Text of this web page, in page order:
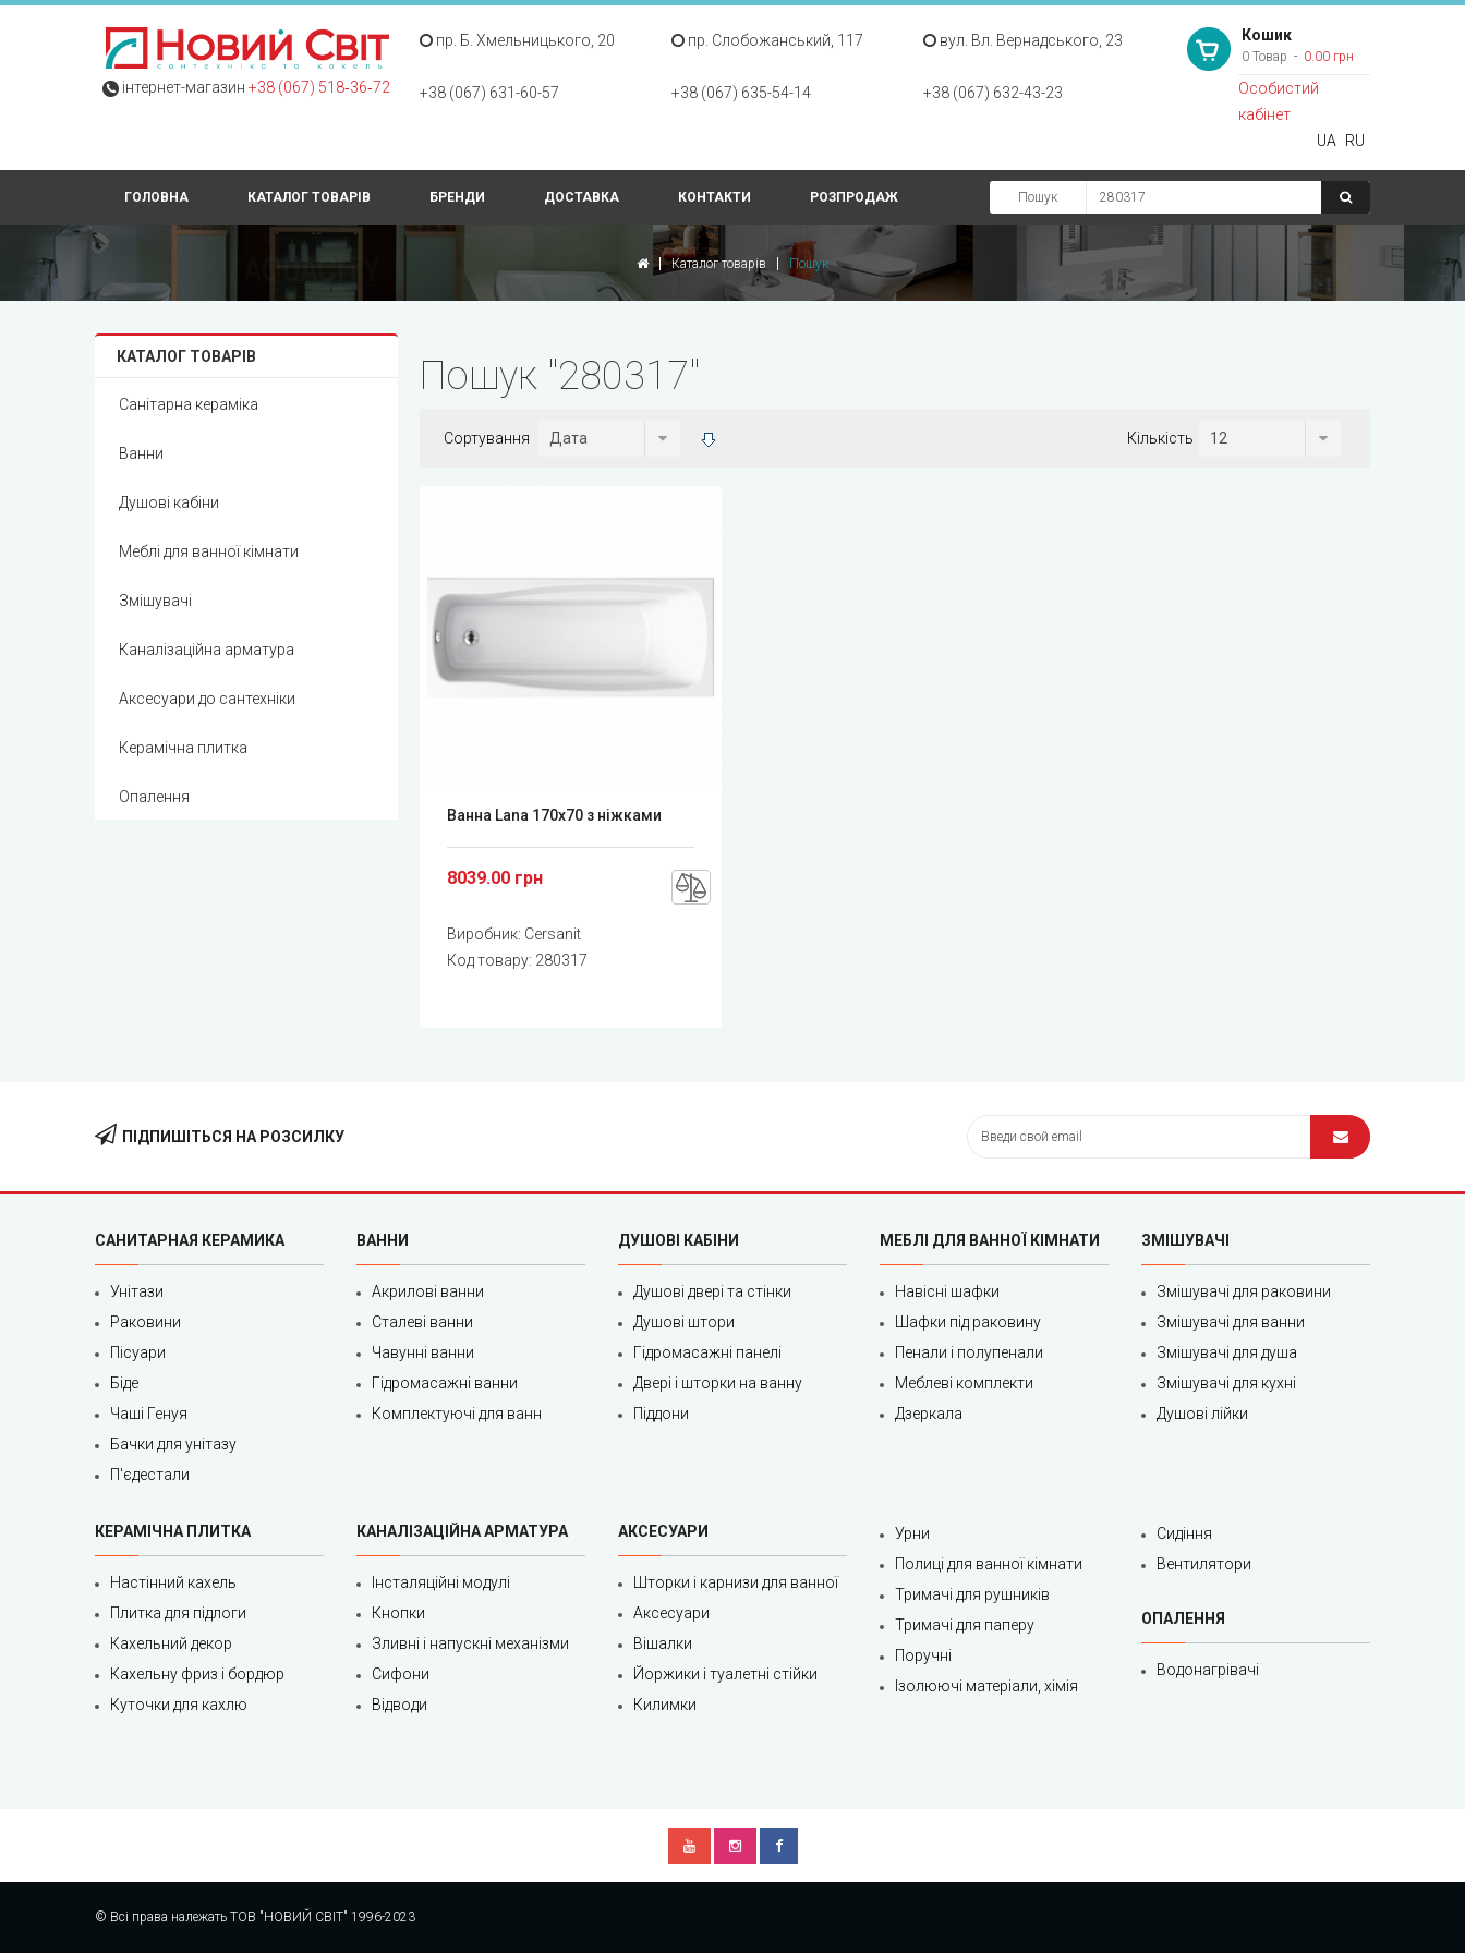
інтернет-магазин +38 (067) 518‑36‑72
пр. Б. Хмельницького, 20
+38 (067) 631-60-57
пр. Слобожанський, 117
+38 (067) 635-54-14
вул. Вл. Вернадського, 23
+38 (067) 632-43-23
Кошик
0 Товар 0.00 грн
Особистий
кабінет
UA
RU
ГОЛОВНА КАТАЛОГ ТОВАРІВ БРЕНДИ ДОСТАВКА КОНТАКТИ РОЗПРОДАЖ Пошук
Каталог товарів Пошук
КАТАЛОГ ТОВАРІВ
Санітарна кераміка
Ванни
Душові кабіни
Меблі для ванної кімнати
Змішувачі
Каналізаційна арматура
Аксесуари до сантехніки
Керамічна плитка
Опалення
Пошук "280317"
Сортування Кількість
Ванна Lana 170x70 з ніжками
8039.00 грн
Виробник: Cersanit
Код товару: 280317
ПІДПИШІТЬСЯ НА РОЗСИЛКУ
САНИТАРНАЯ КЕРАМИКА
Унітази
Раковини
Пісуари
Біде
Чаші Генуя
Бачки для унітазу
П'єдестали
ВАННИ
Акрилові ванни
Сталеві ванни
Чавунні ванни
Гідромасажні ванни
Комплектуючі для ванн
ДУШОВІ КАБІНИ
Душові двері та стінки
Душові штори
Гідромасажні панелі
Двері і шторки на ванну
Піддони
МЕБЛІ ДЛЯ ВАННОЇ КІМНАТИ
Навісні шафки
Шафки під раковину
Пенали і полупенали
Меблеві комплекти
Дзеркала
ЗМІШУВАЧІ
Змішувачі для раковини
Змішувачі для ванни
Змішувачі для душа
Змішувачі для кухні
Душові лійки
КЕРАМІЧНА ПЛИТКА
Настінний кахель
Плитка для підлоги
Кахельний декор
Кахельну фриз і бордюр
Куточки для кахлю
КАНАЛІЗАЦІЙНА АРМАТУРА
Інсталяційні модулі
Кнопки
Зливні і напускні механізми
Сифони
Відводи
АКСЕСУАРИ
Шторки і карнизи для ванної
Аксесуари
Вішалки
Йоржики і туалетні стійки
Килимки
Урни
Полиці для ванної кімнати
Тримачі для рушників
Тримачі для паперу
Поручні
Ізолюючі матеріали, хімія
Сидіння
Вентилятори
ОПАЛЕННЯ
Водонагрівачі
© Всі права належать ТОВ "НОВИЙ СВІТ" 1996-2023